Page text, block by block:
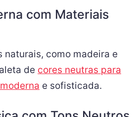
com Materiais
naturais, como madeira e
de cores neutras para
e sofisticada.